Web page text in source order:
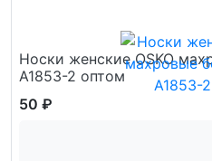
Носки женские OSKO
А1853-2 оптом
50 ₽